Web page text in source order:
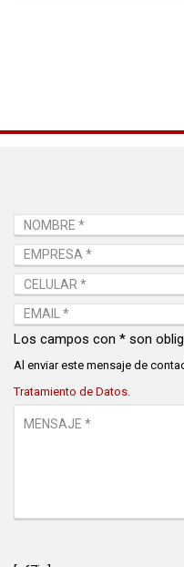
Los campos con * son
Al enviar este mensaje de
Tratamiento de Datos.